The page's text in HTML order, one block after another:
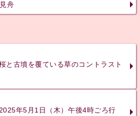
舟
と古墳を覆ている草のコントラスト
2025年5月1日（木）午後4時ごろ行